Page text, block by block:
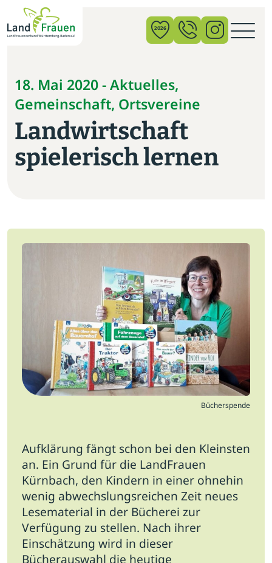
2026
18. Mai 2020 - Aktuelles,
Gemeinschaft, Ortsvereine
Landwirtschaft
spielerisch lernen
×
News
Verband
Politik
Bildung
Vor Ort
Startseite
Newsletter
Presse
Intern
Login
Bücherspende
Aufklärung fängt schon bei den Kleinsten
an. Ein Grund für die LandFrauen
Kürnbach, den Kindern in einer ohnehin
wenig abwechslungsreichen Zeit neues
Lesematerial in der Bücherei zur
Verfügung zu stellen. Nach ihrer
Einschätzung wird in dieser
Bücherauswahl die heutige